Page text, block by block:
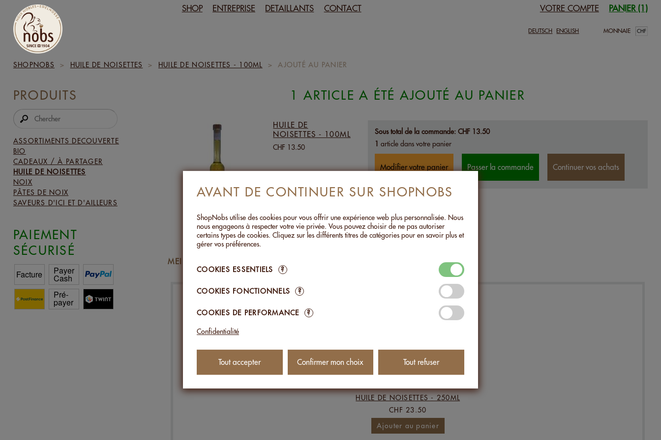
SHOP ENTREPRISE DETAILLANTS CONTACT VOTRE COMPTE PANIER (1)
DEUTSCH ENGLISH MONNAIE
SHOPNOBS > HUILE DE NOISETTES > HUILE DE NOISETTES - 100ML > AJOUTÉ AU PANIER
PRODUITS
ASSORTIMENTS DECOUVERTE
BIO
CADEAUX / À PARTAGER
HUILE DE NOISETTES
NOIX
PÂTES DE NOIX
SAVEURS D'ICI ET D'AILLEURS
PAIEMENT
SÉCURISÉ
1 ARTICLE A ÉTÉ AJOUTÉ AU PANIER
HUILE DE
NOISETTES - 100ML
CHF 13.50
Sous total de la commande: CHF 13.50
1 article dans votre panier
Modifier votre panier Passer la commande Continuer vos achats
MEILLEURES VENTES DANS
HUILE DE NOISETTES - 250ML
CHF 23.50
Ajouter au panier
AVANT DE CONTINUER SUR SHOPNOBS
ShopNobs utilise des cookies pour vous offrir une expérience web plus personnalisée. Nous
nous engageons à respecter votre vie privée. Vous pouvez choisir de ne pas autoriser
certains types de cookies. Cliquez sur les différents titres de catégories pour en savoir plus et
gérer vos préférences.
COOKIES ESSENTIELS ?
COOKIES FONCTIONNELS ?
COOKIES DE PERFORMANCE ?
Confidentialité
Tout accepter Confirmer mon choix Tout refuser